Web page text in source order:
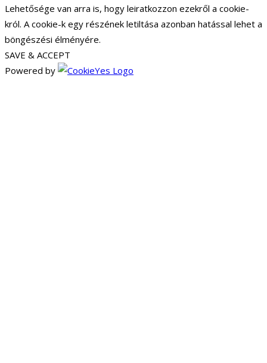
Lehetősége van arra is, hogy leiratkozzon ezekről a cookie-
król. A cookie-k egy részének letiltása azonban hatással lehet a
böngészési élményére.
SAVE & ACCEPT
Powered by